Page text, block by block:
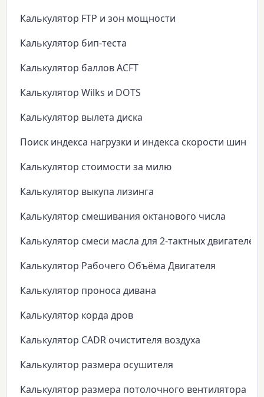
Калькулятор FTP и зон мощности
Калькулятор бип-теста
Калькулятор баллов ACFT
Калькулятор Wilks и DOTS
Калькулятор вылета диска
Поиск индекса нагрузки и индекса скорости шин
Калькулятор стоимости за милю
Калькулятор выкупа лизинга
Калькулятор смешивания октанового числа
Калькулятор смеси масла для 2-тактных двигателей
Калькулятор Рабочего Объёма Двигателя
Калькулятор проноса дивана
Калькулятор корда дров
Калькулятор CADR очистителя воздуха
Калькулятор размера осушителя
Калькулятор размера потолочного вентилятора